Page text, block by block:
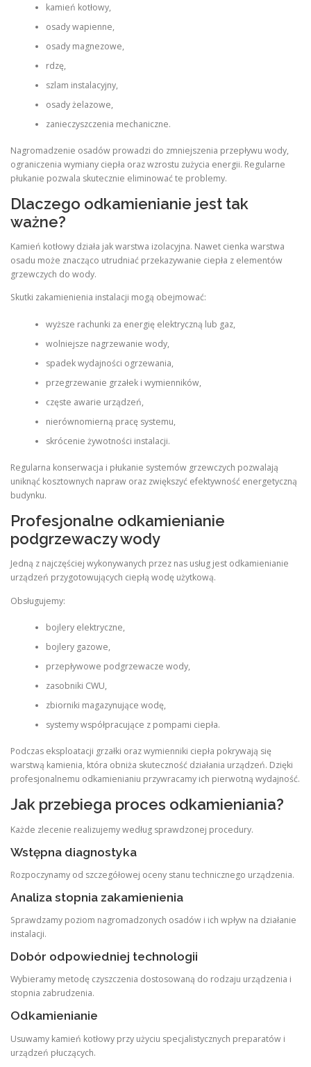
kamień kotłowy,
osady wapienne,
osady magnezowe,
rdzę,
szlam instalacyjny,
osady żelazowe,
zanieczyszczenia mechaniczne.
Nagromadzenie osadów prowadzi do zmniejszenia przepływu wody,
ograniczenia wymiany ciepła oraz wzrostu zużycia energii. Regularne
płukanie pozwala skutecznie eliminować te problemy.
Dlaczego odkamienianie jest tak
ważne?
Kamień kotłowy działa jak warstwa izolacyjna. Nawet cienka warstwa
osadu może znacząco utrudniać przekazywanie ciepła z elementów
grzewczych do wody.
Skutki zakamienienia instalacji mogą obejmować:
wyższe rachunki za energię elektryczną lub gaz,
wolniejsze nagrzewanie wody,
spadek wydajności ogrzewania,
przegrzewanie grzałek i wymienników,
częste awarie urządzeń,
nierównomierną pracę systemu,
skrócenie żywotności instalacji.
Regularna konserwacja i płukanie systemów grzewczych pozwalają
uniknąć kosztownych napraw oraz zwiększyć efektywność energetyczną
budynku.
Profesjonalne odkamienianie
podgrzewaczy wody
Jedną z najczęściej wykonywanych przez nas usług jest odkamienianie
urządzeń przygotowujących ciepłą wodę użytkową.
Obsługujemy:
bojlery elektryczne,
bojlery gazowe,
przepływowe podgrzewacze wody,
zasobniki CWU,
zbiorniki magazynujące wodę,
systemy współpracujące z pompami ciepła.
Podczas eksploatacji grzałki oraz wymienniki ciepła pokrywają się
warstwą kamienia, która obniża skuteczność działania urządzeń. Dzięki
profesjonalnemu odkamienianiu przywracamy ich pierwotną wydajność.
Jak przebiega proces odkamieniania?
Każde zlecenie realizujemy według sprawdzonej procedury.
Wstępna diagnostyka
Rozpoczynamy od szczegółowej oceny stanu technicznego urządzenia.
Analiza stopnia zakamienienia
Sprawdzamy poziom nagromadzonych osadów i ich wpływ na działanie
instalacji.
Dobór odpowiedniej technologii
Wybieramy metodę czyszczenia dostosowaną do rodzaju urządzenia i
stopnia zabrudzenia.
Odkamienianie
Usuwamy kamień kotłowy przy użyciu specjalistycznych preparatów i
urządzeń płuczących.